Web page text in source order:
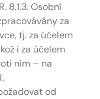
8.1.3. Osobní
za
tj. za účelem
i za účelem
nim – na
od